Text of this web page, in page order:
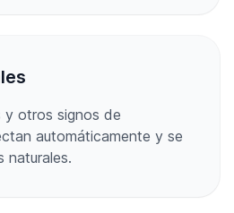
y otros signos de
automáticamente y se
naturales.